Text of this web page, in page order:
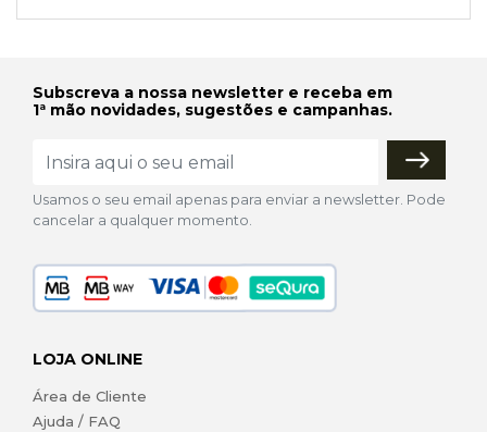
Subscreva a nossa newsletter e receba em
1ª mão novidades, sugestões e campanhas.
Usamos o seu email apenas para enviar a newsletter. Pode
cancelar a qualquer momento.
LOJA ONLINE
Área de Cliente
Ajuda / FAQ